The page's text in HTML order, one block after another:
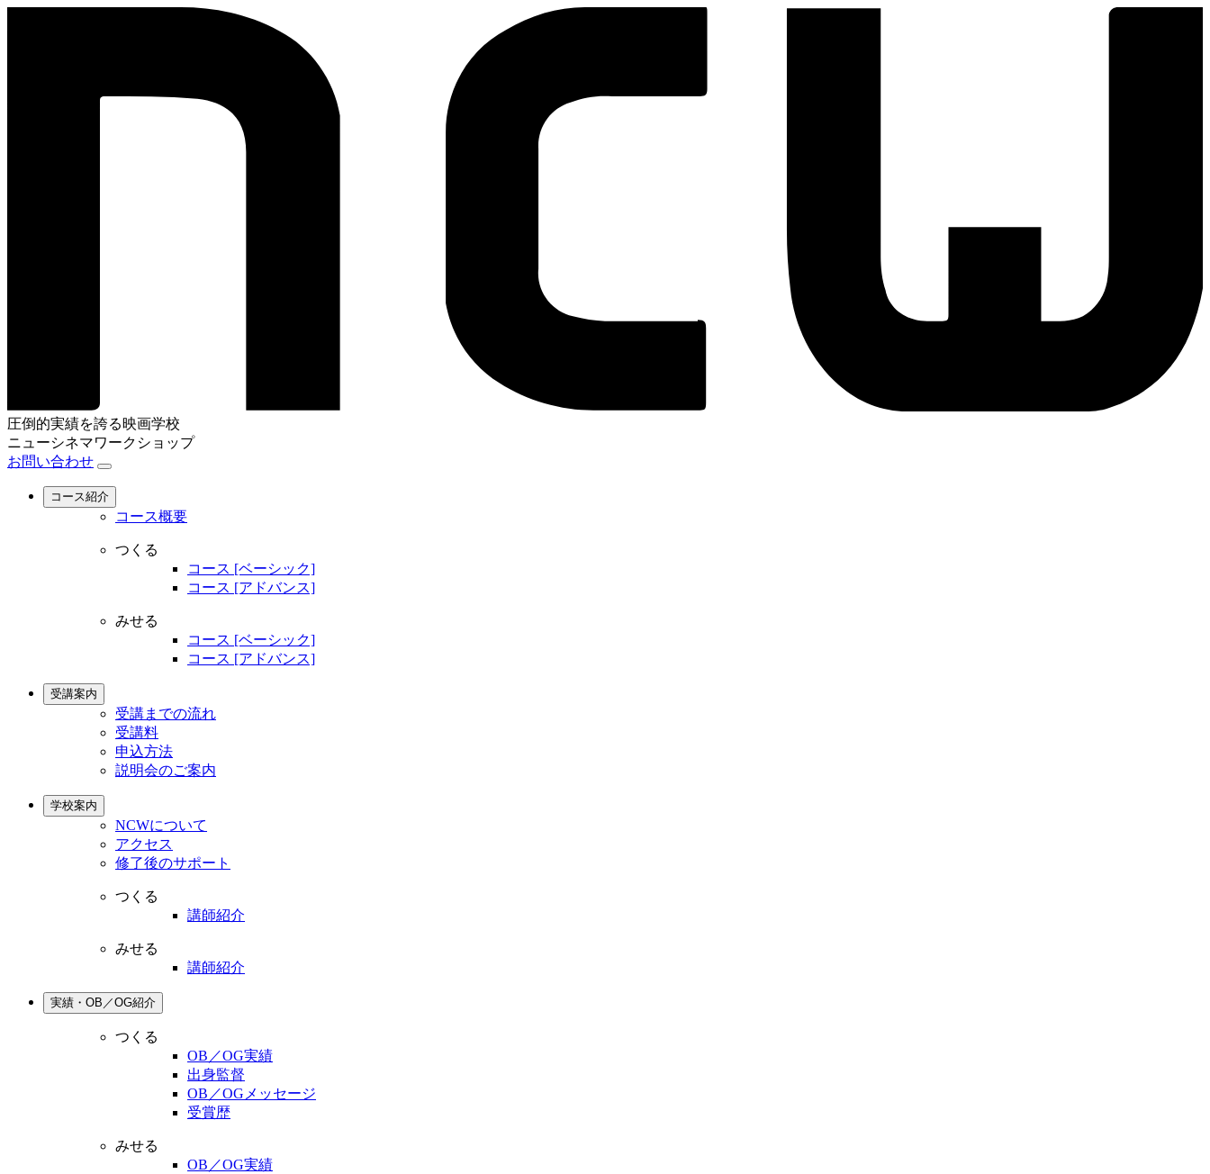
圧倒的実績を誇る映画学校
ニューシネマワークショップ
お問い合わせ
コース紹介
コース概要
つくる
コース [ベーシック]
コース [アドバンス]
みせる
コース [ベーシック]
コース [アドバンス]
受講案内
受講までの流れ
受講料
申込方法
説明会のご案内
学校案内
NCWについて
アクセス
修了後のサポート
つくる
講師紹介
みせる
講師紹介
実績・OB／OG紹介
つくる
OB／OG実績
出身監督
OB／OGメッセージ
受賞歴
みせる
OB／OG実績